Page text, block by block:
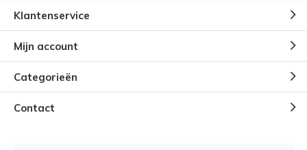
Klantenservice
Mijn account
Categorieën
Contact